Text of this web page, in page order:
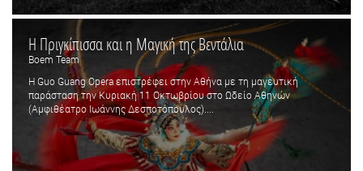
Η Πριγκίπισσα και η Μαγική της Βεντάλια
Boem Team
Η Guo Guang Opera επιστρέφει στην Αθήνα με τη μαγευτική
παράσταση την Κυριακή 11 Οκτωβρίου στο Ωδείο Αθηνών
(Αμφιθέατρο Ιωάννης Δεσποτόπουλος)....